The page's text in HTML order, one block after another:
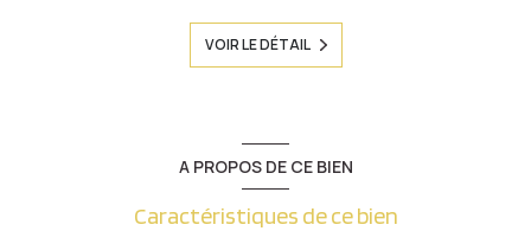
VOIR LE DÉTAIL
A PROPOS DE CE BIEN
Caractéristiques de ce bien